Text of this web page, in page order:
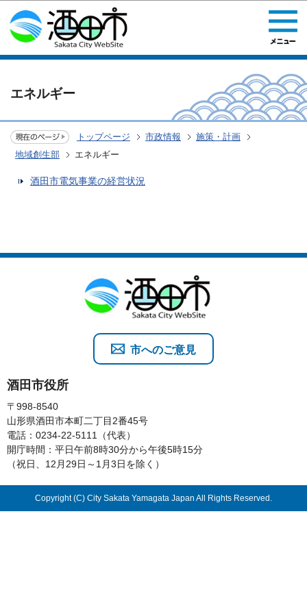
このページの本文へ移動
エネルギー
トップページ 市政情報
施策・計画
地域創生部
エネルギー
酒田市電気事業の経営状況
酒田市役所
〒998-8540
山形県酒田市本町二丁目2番45号
電話：0234-22-5111（代表）
開庁時間：平日午前8時30分から午後5時15分
（祝日、12月29日～1月3日を除く）
市へのご意見
Copyright (C) City Sakata Yamagata Japan All Rights Reserved.